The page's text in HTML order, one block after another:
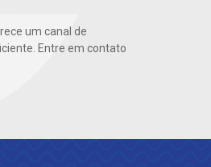
um canal de
Entre em contato